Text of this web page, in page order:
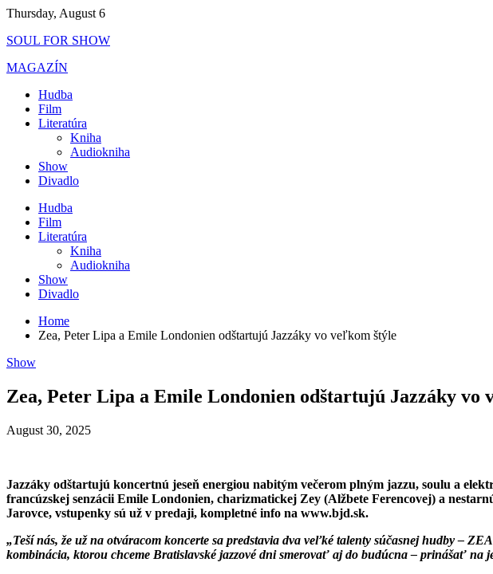
Skip
content
Thursday, August 6
SOUL FOR SHOW
MAGAZÍN
Hudba
Film
Literatúra
Kniha
Audiokniha
Show
Divadlo
Hudba
Film
Literatúra
Kniha
Audiokniha
Show
Divadlo
Home
Zea, Peter Lipa a Emile Londonien odštartujú Jazzáky vo veľkom štýle
Show
Zea, Peter Lipa a Emile Londonien odštartujú Jazzáky vo
August 30, 2025
Jazzáky odštartujú koncertnú jeseň energiou nabitým večerom plným jazzu, soulu a
francúzskej senzácii Emile Londonien, charizmatickej Zey (Alžbete Ferencovej) a
Jarovce, vstupenky sú už v predaji, kompletné info na www.bjd.sk.
„Teší nás, že už na otváracom koncerte sa predstavia dva veľké talenty súčasnej hudby –
kombinácia, ktorou chceme Bratislavské jazzové dni smerovať aj do budúcna – prinášať